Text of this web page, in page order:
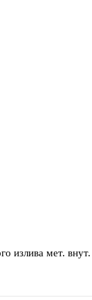
излива мет. внут.